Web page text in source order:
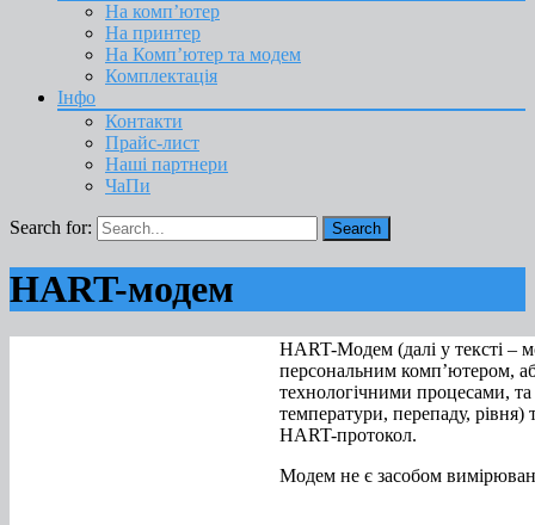
На комп’ютер
На принтер
На Комп’ютер та модем
Комплектація
Інфо
Контакти
Прайс-лист
Наші партнери
ЧаПи
Search for:
HART-модем
HART-Модем (далі у тексті –
персональним комп’ютером,
технологічними процесами,
температури, перепаду,
HART-протокол.
Модем не є засобом